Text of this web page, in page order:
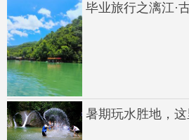
毕业旅行之漓江·
暑期玩水胜地，这